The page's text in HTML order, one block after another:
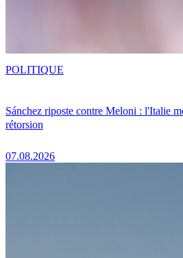
Sánchez riposte contre Meloni : l'Italie
rétorsion
07.08.2026
POLITIQUE